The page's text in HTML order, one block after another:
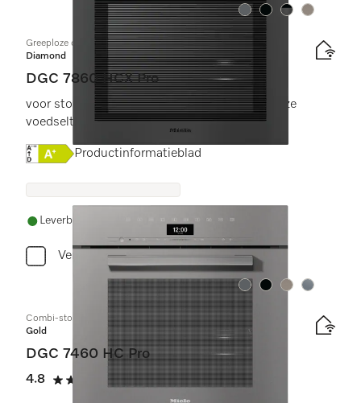
Kleur:Kleur:Kleur:Kleur:
Greeploze combi-stoomoven
Diamond
DGC 7860 HCX Pro
voor stoomkoken, bakken, braden met draadloze
voedselthermometer + HydroClean.
Online Label Flag, Energielabel
Productinformatieblad
Leverbaar uit voorraad met gratis levering
Vergelijken
Kleur:Kleur:Kleur:Kleur:
Combi-stoomoven
Gold
DGC 7460 HC Pro
4.8
4.8 sterren op 5